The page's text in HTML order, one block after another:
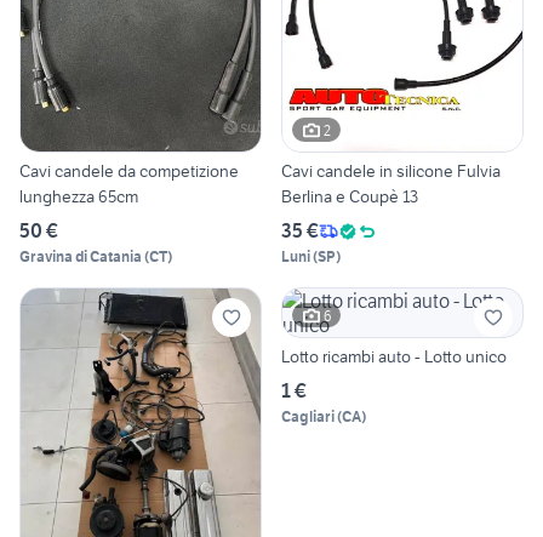
Cavi candele da competizione
lunghezza 65cm
50 €
Gravina di Catania (CT)
2
Cavi candele in silicone Fulvia
Berlina e Coupè 13
35 €
Luni(SP)
6
Lotto ricambi auto - Lotto unico
1 €
Cagliari(CA)